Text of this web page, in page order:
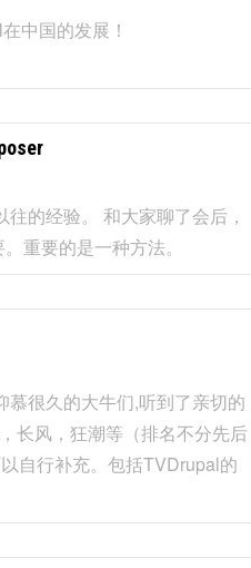
中国的发展！
的经验。 和大家聊了会后，
重要的是一种方法。
很久的大牛们,听到了亲切的
长风，狂潮等（排名不分先后
自行补充。包括TVDrupal的